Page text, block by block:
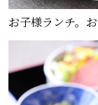
お子様ランチ。